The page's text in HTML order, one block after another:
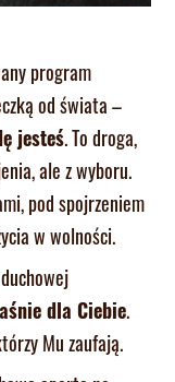
program
od świata –
jesteś. To droga,
ale z wyboru.
pod spojrzeniem
w wolności.
dla Ciebie.
Mu zaufają.